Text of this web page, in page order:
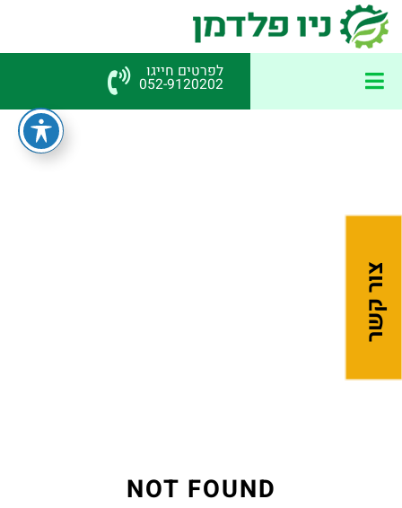
לפרטים חייגו
052-9120202
SIMPLE PATTERN STYLE
NOT FOUND
צור קשר